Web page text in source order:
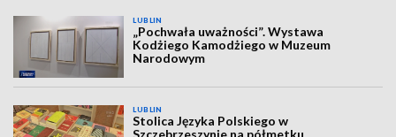
LUBLIN
„Pochwała uważności”. Wystawa
Kodżiego Kamodżiego w Muzeum
Narodowym
LUBLIN
Stolica Języka Polskiego w